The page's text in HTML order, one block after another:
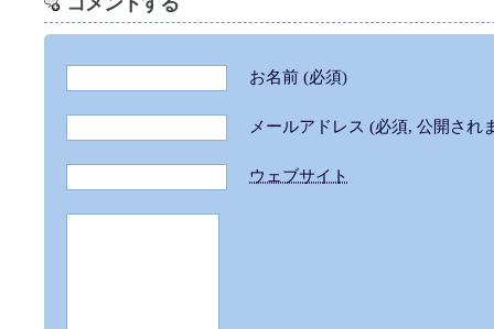
お名前 (必須)
メールアドレス (必須, 公開され
ウェブサイト